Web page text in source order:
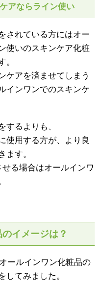
アならライン使い
されている方にはオー
使いのスキンケア化粧
。
ケアを済ませてしまう
インワンでのスキンケ
するよりも、
使用する方が、より良
ます。
る場合はオールインワ
イメージは？
ールインワン化粧品の
してみました。